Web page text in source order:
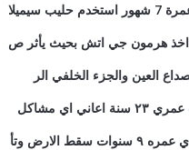
سيميلا
اخذ هرمون جي اتش بحيث يأثر ص
العين والجزء الخلفي الر
اي مشاكل
سقط الارض وتأ